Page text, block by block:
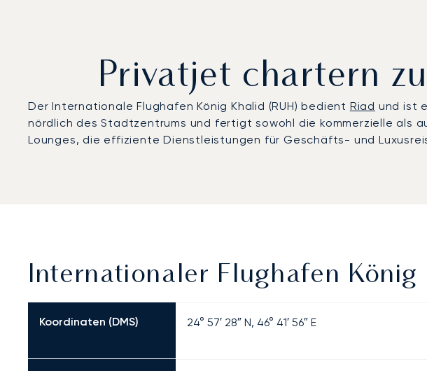
Privatjet chartern
Der Internationale Flughafen König Khalid (RUH) bedient Riad und ist
nördlich des Stadtzentrums und fertigt sowohl die kommerzielle als
Lounges, die effiziente Dienstleistungen für Geschäfts- und
Internationaler Flughafen
Koordinaten (DMS) 24° 57′ 28″ N, 46° 41′ 56″ E